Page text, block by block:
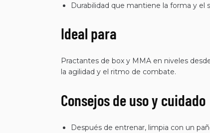
Durabilidad que mantiene la forma y el
Ideal para
Practantes de box y MMA en niveles
la agilidad y el ritmo de combate.
Consejos de uso y cuidado
Después de entrenar, limpia con un